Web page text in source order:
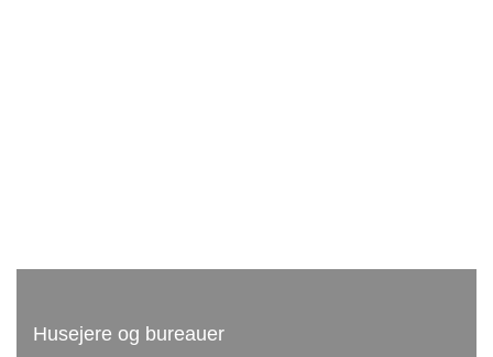
Husejere og bureauer